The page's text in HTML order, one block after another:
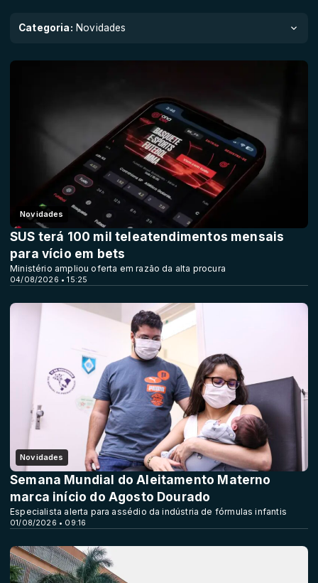
Categoria: Novidades
Novidades
04/08/2026 • 15:25
SUS terá 100 mil teleatendimentos mensais
para vício em bets
Ministério ampliou oferta em razão da alta procura
Novidades
01/08/2026 • 09:16
Semana Mundial do Aleitamento Materno
marca início do Agosto Dourado
Especialista alerta para assédio da indústria de fórmulas infantis